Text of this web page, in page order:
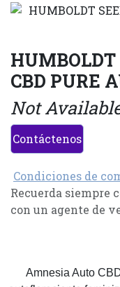
CBD PURE
Not
Contáctenos
Condiciones de
Recuerda siempre
con un agente de
Amnesia Auto